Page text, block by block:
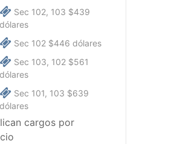
Sec 102, 103 $439
dólares
Sec 102 $446 dólares
Sec 103, 102 $561
dólares
Sec 101, 103 $639
dólares
cargos por